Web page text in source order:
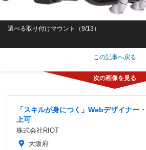
選べる取り付けマウント（9/13）
この記事へ戻る
「スキルが身につく」Webデザイナー
上可
株式会社RIOT
大阪府